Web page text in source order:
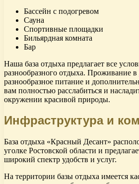
Бассейн с подогревом
Сауна
Спортивные площадки
Бильярдная комната
Бар
Наша база отдыха предлагает все
разнообразного отдыха. Проживание
разнообразное питание и
вам полностью расслабиться и
окружении красивой природы.
Инфраструктура и
База отдыха «Красный Десант»
уголке Ростовской области и
широкий спектр удобств и услуг.
На территории базы отдыха имеется